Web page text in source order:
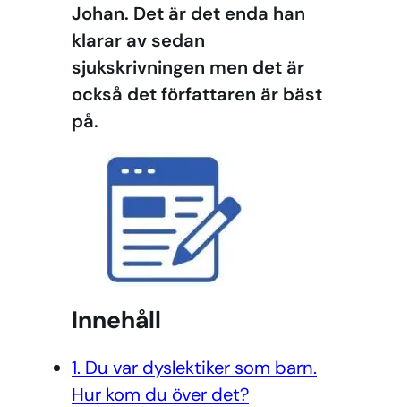
Johan. Det är det enda han
klarar av sedan
sjukskrivningen men det är
också det författaren är bäst
på.
Innehåll
1. Du var dyslektiker som barn.
Hur kom du över det?